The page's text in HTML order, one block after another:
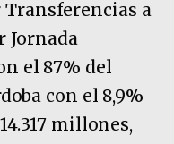
a
Jornada
el 87% del
con el 8,9%
millones,